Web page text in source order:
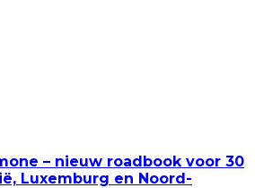
– nieuw roadbook voor 30
Luxemburg en Noord-